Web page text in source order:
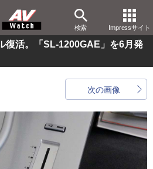
検索 Impressサイト
復活。「SL-1200GAE」を6月発
次の画像